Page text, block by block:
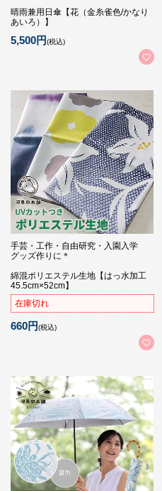
晴雨兼用日傘【花（金糸雀色/かなり
あいろ）】
5,500円(税込)
手芸・工作・自由研究・入園入学
グッズ作りに＊
綿混ポリエステル生地【はっ水加工
45.5cm×52cm】
在庫切れ
660円(税込)